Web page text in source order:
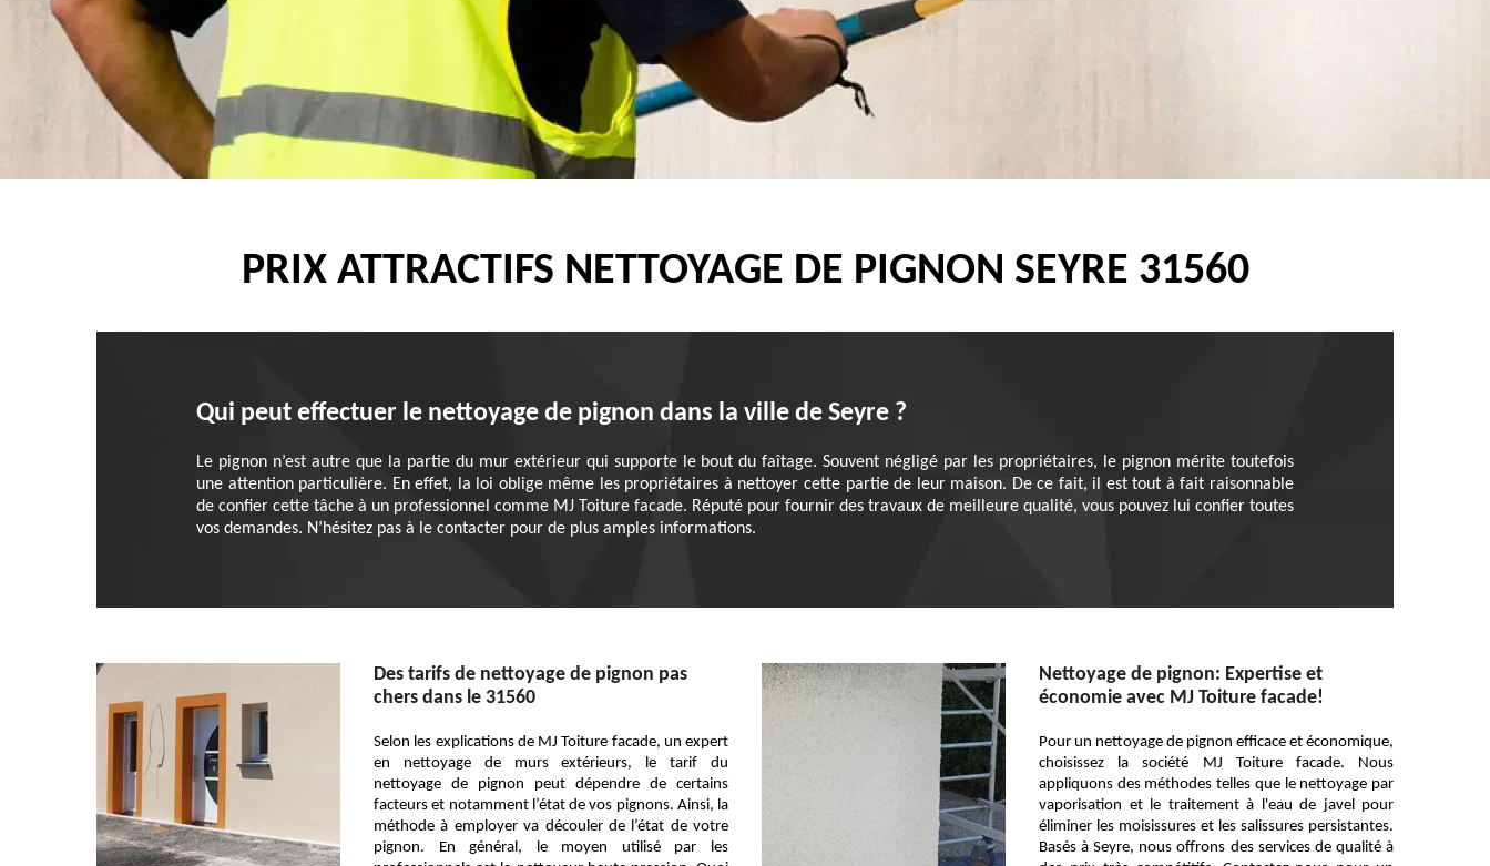
PRIX ATTRACTIFS NETTOYAGE DE PIGNON SEYRE 31560
Qui peut effectuer le nettoyage de pignon dans la ville de Seyre ?
Le pignon n’est autre que la partie du mur extérieur qui supporte le bout du faîtage. Souvent négligé par les propriétaires, le pignon mérite toutefois
une attention particulière. En effet, la loi oblige même les propriétaires à nettoyer cette partie de leur maison. De ce fait, il est tout à fait raisonnable
de confier cette tâche à un professionnel comme MJ Toiture facade. Réputé pour fournir des travaux de meilleure qualité, vous pouvez lui confier toutes
vos demandes. N’hésitez pas à le contacter pour de plus amples informations.
Des tarifs de nettoyage de pignon pas
chers dans le 31560
Selon les explications de MJ Toiture facade, un expert
en nettoyage de murs extérieurs, le tarif du
nettoyage de pignon peut dépendre de certains
facteurs et notamment l’état de vos pignons. Ainsi, la
méthode à employer va découler de l’état de votre
pignon. En général, le moyen utilisé par les
Nettoyage de pignon: Expertise et
économie avec MJ Toiture facade!
Pour un nettoyage de pignon efficace et économique,
choisissez la société MJ Toiture facade. Nous
appliquons des méthodes telles que le nettoyage par
vaporisation et le traitement à l'eau de javel pour
éliminer les moisissures et les salissures persistantes.
Basés à Seyre, nous offrons des services de qualité à